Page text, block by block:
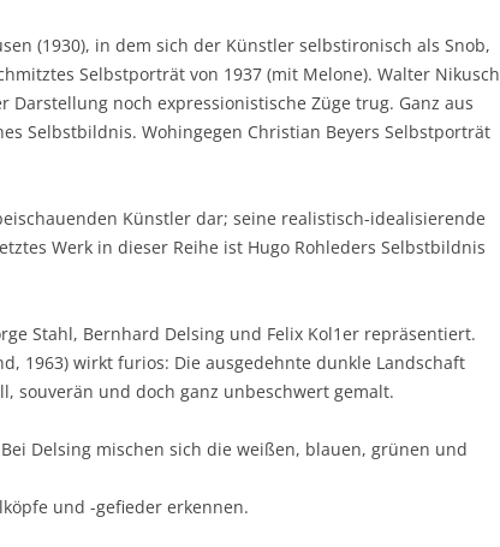
(1930), in dem sich der Künstler selbstironisch als Snob,
Selbstporträt von 1937 (mit Melone). Walter Nikusch
noch expressionistische Züge trug. Ganz aus
Selbstbildnis. Wohingegen Christian Beyers Selbstporträt
Künstler dar; seine realistisch-idealisierende
Werk in dieser Reihe ist Hugo Rohleders Selbstbildnis
Stahl, Bernhard Delsing und Felix Kol1er repräsentiert.
1963) wirkt furios: Die ausgedehnte dunkle Landschaft
souverän und doch ganz unbeschwert gemalt.
Delsing mischen sich die weißen, blauen, grünen und
und -gefieder erkennen.